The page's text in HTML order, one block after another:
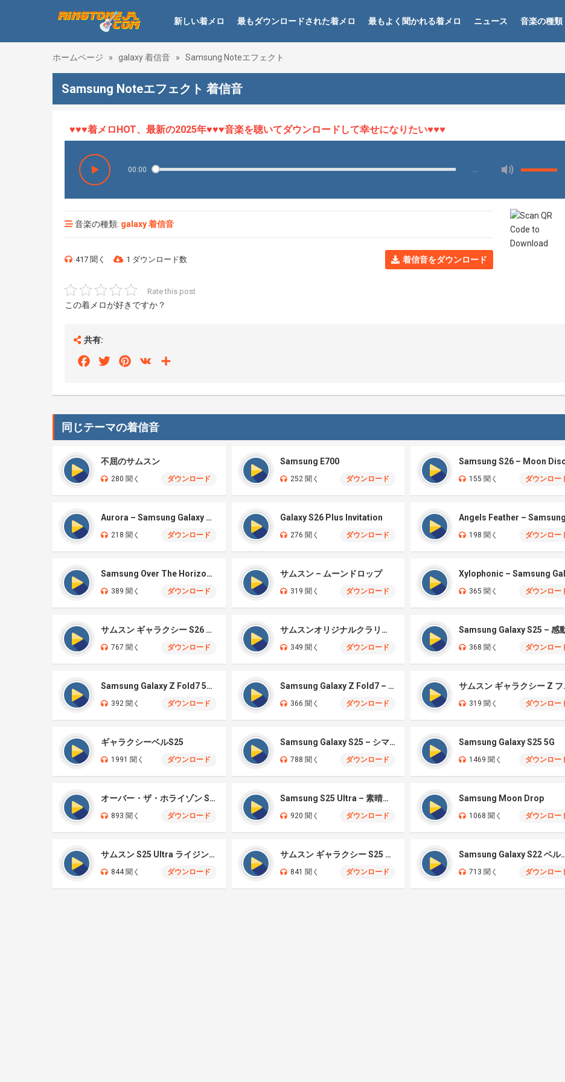
新しい着メロ 最もダウンロードされた着メロ 最もよく聞かれる着メロ ニュース 音楽の種類
ホームページ » galaxy 着信音 » Samsung Noteエフェクト
Samsung Noteエフェクト 着信音
♥♥♥着メロHOT、最新の2025年♥♥♥音楽を聴いてダウンロードして幸せになりたい♥♥♥
00:00
音楽の種類: galaxy 着信音
417 聞く 1 ダウンロード数 着信音をダウンロード
Rate this post
この着メロが好きですか？
共有:
FacebookTwitterPinterest
VK
同じテーマの着信音
不屈のサムスン
280 聞く ダウンロード
Samsung E700
252 聞く ダウンロード 155 聞く ダウンロー
Aurora – Samsung Galaxy S26
218 聞く ダウンロード
Galaxy S26 Plus Invitation
276 聞く ダウンロード
Angels Feather – Samsung
198 聞く ダウンロー
Samsung Over The Horizon 2026
389 聞く ダウンロード
サムスン – ムーンドロップ
319 聞く ダウンロード 365 聞く ダウンロー
サムスン ギャラクシー S26 ウルトラ
767 聞く ダウンロード
サムスンオリジナルクラリティ
349 聞く ダウンロード 368 聞く ダウンロー
Samsung Galaxy Z Fold7 5G – Illusionary
392 聞く ダウンロード
Samsung Galaxy Z Fold7 – Aurora
366 聞く ダウンロード
サムス
319 聞く ダウンロー
ギャラクシーベルS25
1991 聞く ダウンロード
Samsung Galaxy S25 – シマー
788 聞く ダウンロード
Samsung Galaxy S25 5G
1469 聞く ダウンロー
オーバー・ザ・ホライゾン S25
893 聞く ダウンロード
Samsung S25 Ultra – 素晴らしいクラシックベル
920 聞く ダウンロード
Samsung Moon Drop
1068 聞く ダウンロー
サムスン S25 Ultra ライジングサン
844 聞く ダウンロード
サムスン ギャラクシー S25 ウルトラ
841 聞く ダウンロード
Samsung
713 聞く ダウンロー